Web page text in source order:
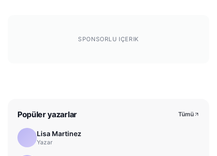
SPONSORLU IÇERIK
Popüler yazarlar Tümü
Lisa Martinez
Yazar